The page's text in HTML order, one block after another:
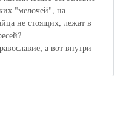
"мелочей", на
не стоящих, лежат в
а вот внутри